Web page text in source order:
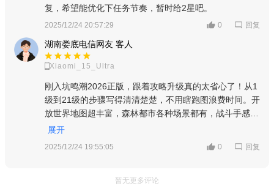
复，希望能优化下任务节奏，暂时给2星吧。
2025/12/24 20:57:29 0 回复
湖南娄底电信网友 客人
Xiaomi_15_Ultra
刚入坑鸣潮2026正版，跟着攻略升级真的太省心了！从1
级到21级的步骤写得清清楚楚，不用瞎跑图浪费时间。开
放世界地图超丰富，森林都市各种场景都有，战斗手感流
畅，剧情里的共鸣者同伴也很有魅力，完全满足我这个探
展开
2025/12/24 19:55:05 0 回复
暂无更多评论